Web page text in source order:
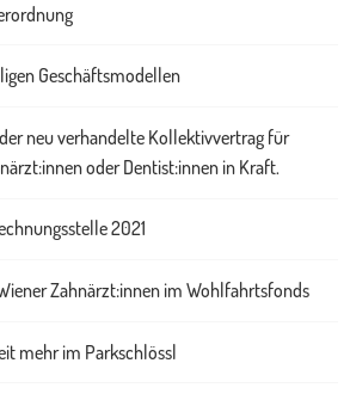
Geschäftsmodellen
neu verhandelte Kollektivvertrag für
oder Dentist:innen in Kraft.
2021
Zahnärzt:innen im Wohlfahrtsfonds
mehr im Parkschlössl